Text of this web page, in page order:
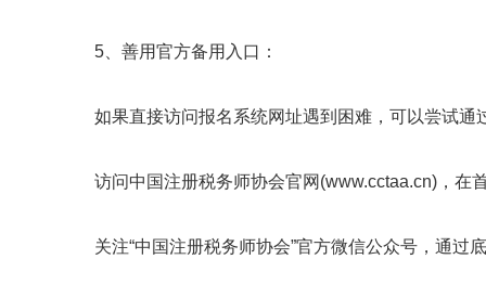
5、善用官方备用入口：
如果直接访问报名系统网址遇到困难，可以尝试通
访问中国注册税务师协会官网(www.cctaa.cn)，在首
关注“中国注册税务师协会”官方微信公众号，通过底